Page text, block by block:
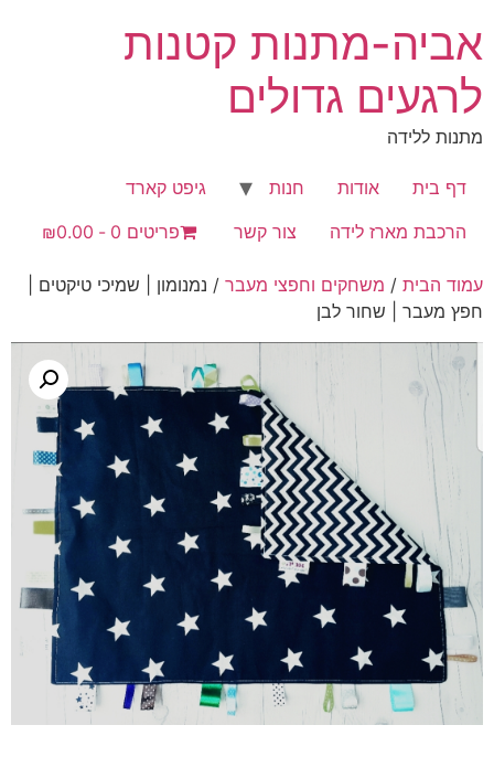
לתוכן
אביה-מתנות קטנות
לרגעים גדולים
מתנות ללידה
דף בית אודות חנות
גיפט קארד
הרכבת מארז לידה
צור קשר פריטים 0 ₪0.00
עמוד הבית / משחקים וחפצי מעבר / נמנומון | שמיכי טיקטים |
חפץ מעבר | שחור לבן